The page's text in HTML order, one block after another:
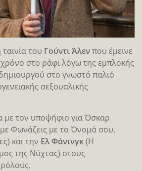
του Γούντι Άλενπου έμεινε
στο ράφι λόγω της εμπλοκής
στο γνωστό παλιό
σεξουαλικής
με τον υποψήφιο για Όσκαρ
Φωνάζεις με το Όνομά σου,
και την Ελ Φάνινγκ(Η
της Νύχτας) στους